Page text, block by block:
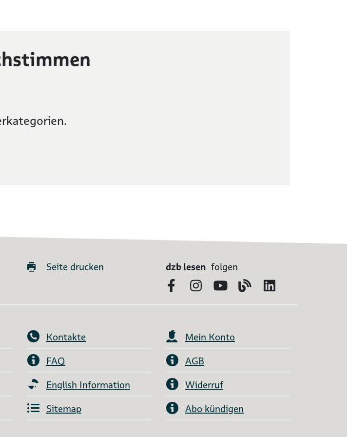
Seite drucken dzb lesen folgen
FacebookInstagram
YouTubeBlog
Kontakte
Mein Konto
FAQ
AGB
English Information
Widerruf
Sitemap Abo kündigen